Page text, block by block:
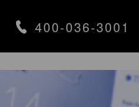
400-036-3001